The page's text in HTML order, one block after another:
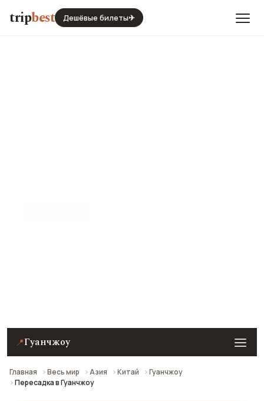
tripbest Дешёвые билеты✈
📍Гуанчжоу
Главная Весь мир Азия Китай
Гуанчжоу
Пересадка в Гуанчжоу